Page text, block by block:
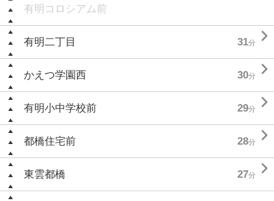
有明コロシアム前
有明二丁目 31分 
かえつ学園西 30分 
有明小中学校前 29分 
都橋住宅前 28分 
東雲都橋 27分 